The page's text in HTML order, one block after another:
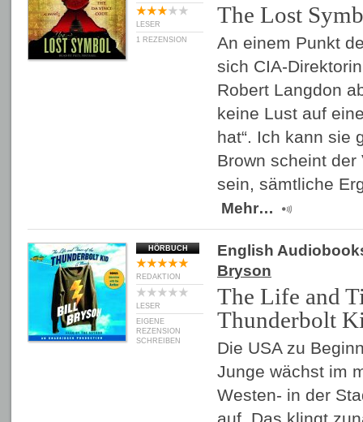
LESER
1 REZENSION
The Lost
An einem Punkt
sich CIA-
Robert Langdon
keine Lust auf
hat“. Ich kann sie
Brown scheint
sein, sämtliche
Mehr…
HÖRBUCH
REDAKTION
LESER
EIGENE
REZENSION
SCHREIBEN
English
Bryson
The Life and
Thunderbolt
Die USA zu
Junge wächst im
Westen- in der